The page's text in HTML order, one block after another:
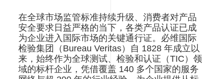
在全球市场监管标准持续升级、消费者对产品
安全要求日益严格的当下，各类产品认证已成
为企业进入国际市场的关键通行证。必维国际
检验集团（Bureau Veritas）自 1828 年成立以
来，始终作为全球测试、检验和认证（TIC）领
域的标杆企业，凭借覆盖 140 多个国家的服务